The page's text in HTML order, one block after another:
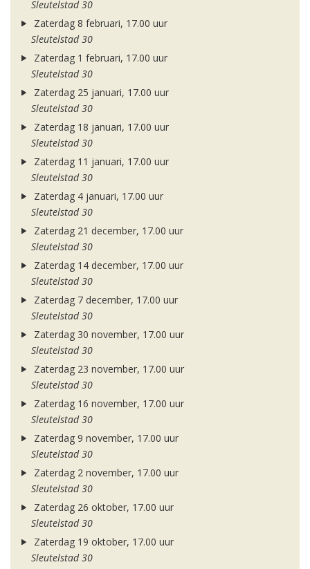
Sleutelstad 30
Zaterdag 8 februari, 17.00 uur
Sleutelstad 30
Zaterdag 1 februari, 17.00 uur
Sleutelstad 30
Zaterdag 25 januari, 17.00 uur
Sleutelstad 30
Zaterdag 18 januari, 17.00 uur
Sleutelstad 30
Zaterdag 11 januari, 17.00 uur
Sleutelstad 30
Zaterdag 4 januari, 17.00 uur
Sleutelstad 30
Zaterdag 21 december, 17.00 uur
Sleutelstad 30
Zaterdag 14 december, 17.00 uur
Sleutelstad 30
Zaterdag 7 december, 17.00 uur
Sleutelstad 30
Zaterdag 30 november, 17.00 uur
Sleutelstad 30
Zaterdag 23 november, 17.00 uur
Sleutelstad 30
Zaterdag 16 november, 17.00 uur
Sleutelstad 30
Zaterdag 9 november, 17.00 uur
Sleutelstad 30
Zaterdag 2 november, 17.00 uur
Sleutelstad 30
Zaterdag 26 oktober, 17.00 uur
Sleutelstad 30
Zaterdag 19 oktober, 17.00 uur
Sleutelstad 30